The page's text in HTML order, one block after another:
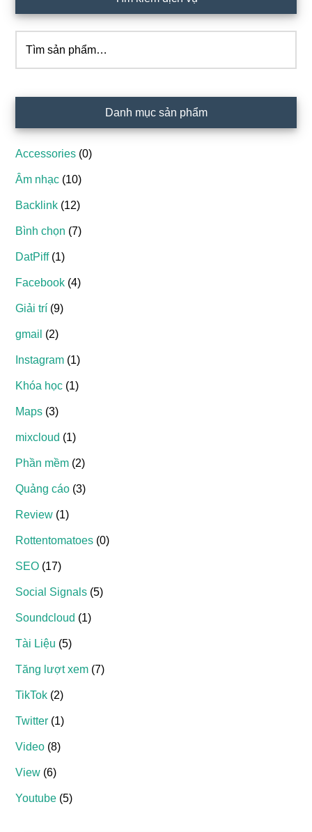
chính
kiếm:
Danh mục sản phẩm
Accessories (0)
Âm nhạc (10)
Backlink (12)
Bình chọn (7)
DatPiff (1)
Facebook (4)
Giải trí (9)
gmail (2)
Instagram (1)
Khóa học (1)
Maps (3)
mixcloud (1)
Phần mềm (2)
Quảng cáo (3)
Review (1)
Rottentomatoes (0)
SEO (17)
Social Signals (5)
Soundcloud (1)
Tài Liệu (5)
Tăng lượt xem (7)
TikTok (2)
Twitter (1)
Video (8)
View (6)
Youtube (5)